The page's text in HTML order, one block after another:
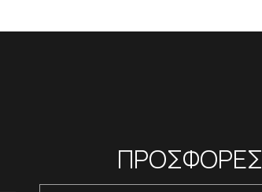
ΠΡΟΣΦΟΡΕΣ